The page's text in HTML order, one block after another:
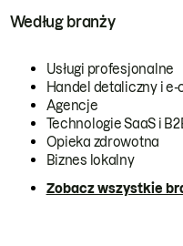
Według branży
Usługi profesjonalne
Handel detaliczny i
Agencje
Technologie SaaS i
Opieka zdrowotna
Biznes lokalny
Zobacz wszystkie